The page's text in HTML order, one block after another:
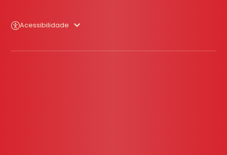
Acessibilidade